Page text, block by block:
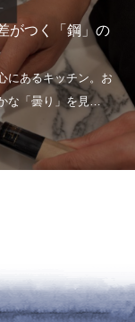
がつく「鋼」の